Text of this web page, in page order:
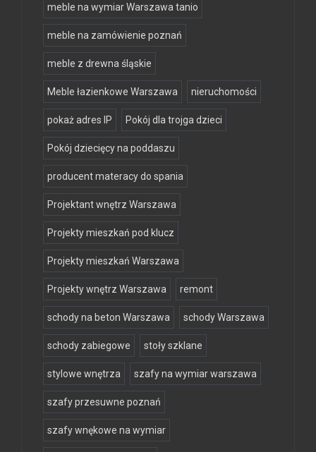
meble na wymiar Warszawa tanio
meble na zamówienie poznań
meble z drewna śląskie
Meble łazienkowe Warszawa nieruchomości
pokaż adres IP Pokój dla trojga dzieci
Pokój dziecięcy na poddaszu
producent materacy do spania
Projektant wnętrz Warszawa
Projekty mieszkań pod klucz
Projekty mieszkań Warszawa
Projekty wnętrz Warszawa remont
schody na beton Warszawa schody Warszawa
schody zabiegowe stoły szklane
stylowe wnętrza szafy na wymiar warszawa
szafy przesuwne poznań
szafy wnękowe na wymiar